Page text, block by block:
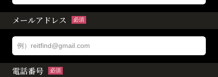
メールアドレス 必須
電話番号 必須